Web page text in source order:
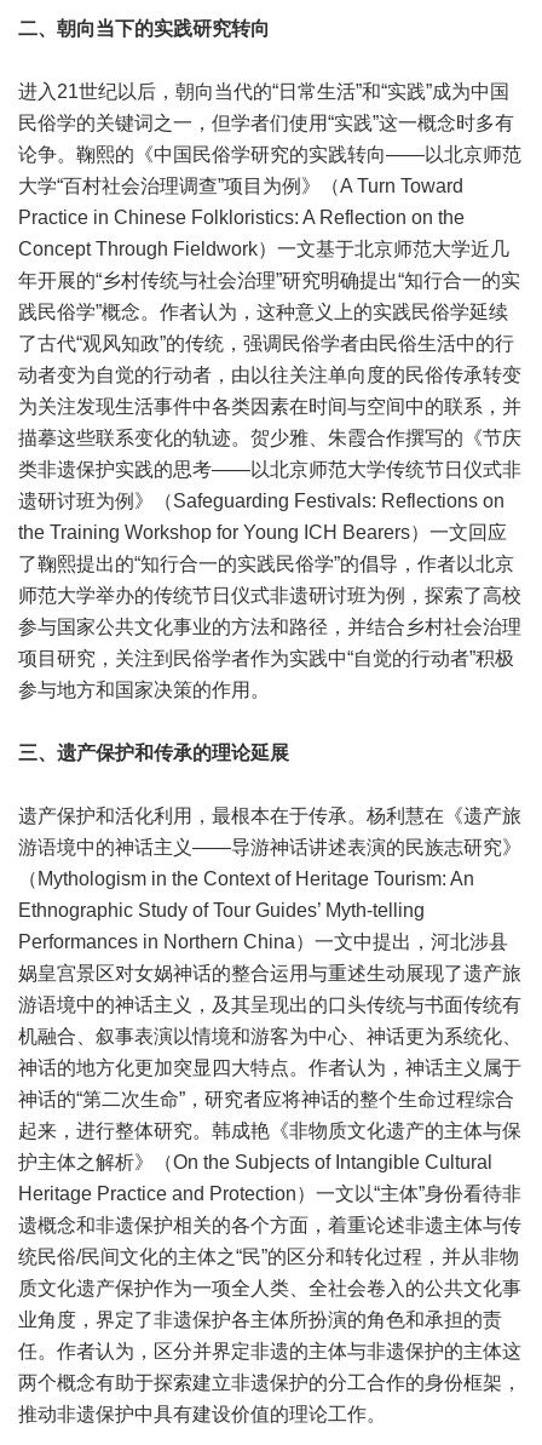
二、朝向当下的实践研究转向
进入21世纪以后，朝向当代的“日常生活”和“实践”成为中国
民俗学的关键词之一，但学者们使用“实践”这一概念时多有
论争。鞠熙的《中国民俗学研究的实践转向——以北京师范
大学“百村社会治理调查”项目为例》（A Turn Toward
Practice in Chinese Folkloristics: A Reflection on the
Concept Through Fieldwork）一文基于北京师范大学近几
年开展的“乡村传统与社会治理”研究明确提出“知行合一的实
践民俗学”概念。作者认为，这种意义上的实践民俗学延续
了古代“观风知政”的传统，强调民俗学者由民俗生活中的行
动者变为自觉的行动者，由以往关注单向度的民俗传承转变
为关注发现生活事件中各类因素在时间与空间中的联系，并
描摹这些联系变化的轨迹。贺少雅、朱霞合作撰写的《节庆
类非遗保护实践的思考——以北京师范大学传统节日仪式非
遗研讨班为例》（Safeguarding Festivals: Reflections on
the Training Workshop for Young ICH Bearers）一文回应
了鞠熙提出的“知行合一的实践民俗学”的倡导，作者以北京
师范大学举办的传统节日仪式非遗研讨班为例，探索了高校
参与国家公共文化事业的方法和路径，并结合乡村社会治理
项目研究，关注到民俗学者作为实践中“自觉的行动者”积极
参与地方和国家决策的作用。
三、遗产保护和传承的理论延展
遗产保护和活化利用，最根本在于传承。杨利慧在《遗产旅
游语境中的神话主义——导游神话讲述表演的民族志研究》
（Mythologism in the Context of Heritage Tourism: An
Ethnographic Study of Tour Guides’ Myth-telling
Performances in Northern China）一文中提出，河北涉县
娲皇宫景区对女娲神话的整合运用与重述生动展现了遗产旅
游语境中的神话主义，及其呈现出的口头传统与书面传统有
机融合、叙事表演以情境和游客为中心、神话更为系统化、
神话的地方化更加突显四大特点。作者认为，神话主义属于
神话的“第二次生命”，研究者应将神话的整个生命过程综合
起来，进行整体研究。韩成艳《非物质文化遗产的主体与保
护主体之解析》（On the Subjects of Intangible Cultural
Heritage Practice and Protection）一文以“主体”身份看待非
遗概念和非遗保护相关的各个方面，着重论述非遗主体与传
统民俗/民间文化的主体之“民”的区分和转化过程，并从非物
质文化遗产保护作为一项全人类、全社会卷入的公共文化事
业角度，界定了非遗保护各主体所扮演的角色和承担的责
任。作者认为，区分并界定非遗的主体与非遗保护的主体这
两个概念有助于探索建立非遗保护的分工合作的身份框架，
推动非遗保护中具有建设价值的理论工作。